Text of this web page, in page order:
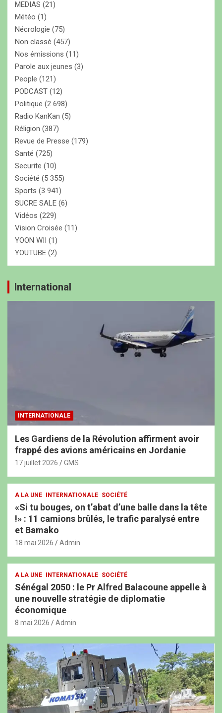
MEDIAS (21)
Météo (1)
Nécrologie (75)
Non classé (457)
Nos émissions (11)
Parole aux jeunes (3)
People (121)
PODCAST (12)
Politique (2 698)
Radio KanKan (5)
Réligion (387)
Revue de Presse (179)
Santé (725)
Securite (10)
Société (5 355)
Sports (3 941)
SUCRE SALE (6)
Vidéos (229)
Vision Croisée (11)
YOON WII
(1)
YOUTUBE (2)
International
INTERNATIONALE
Les Gardiens de la Révolution affirment avoir
frappé des avions américains en Jordanie
17 juillet 2026 GMS
A LA UNE INTERNATIONALE SOCIÉTÉ
«Si tu bouges, on t’abat d’une balle dans la tête
!» : 11 camions brûlés, le trafic paralysé entre
et Bamako
18 mai 2026 Admin
A LA UNE INTERNATIONALE SOCIÉTÉ
Sénégal 2050 : le Pr Alfred Balacoune appelle à
une nouvelle stratégie de diplomatie
économique
8 mai 2026 Admin